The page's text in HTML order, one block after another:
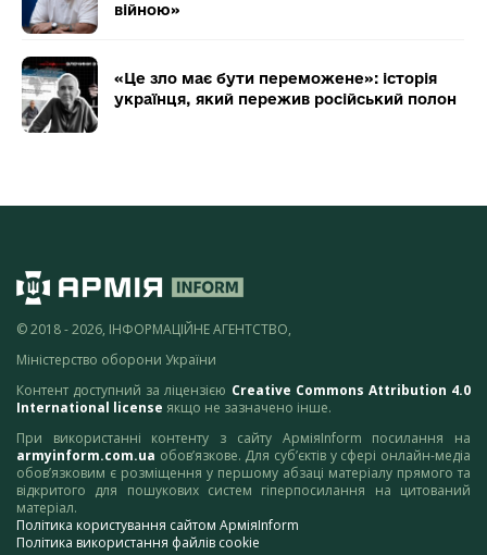
війною»
«Це зло має бути переможене»: історія
українця, який пережив російський полон
© 2018 - 2026, ІНФОРМАЦІЙНЕ АГЕНТСТВО,
Міністерство оборони України
Контент доступний за ліцензією Creative Commons Attribution 4.0
International license якщо не зазначено інше.
При використанні контенту з сайту АрміяInform посилання на
armyinform.com.ua обов’язкове. Для суб’єктів у сфері онлайн-медіа
обов’язковим є розміщення у першому абзаці матеріалу прямого та
відкритого для пошукових систем гіперпосилання на цитований
матеріал.
Політика користування сайтом АрміяInform
Політика використання файлів cookie